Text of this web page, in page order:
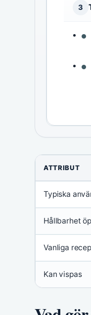
3
ATTRIBUT
Typiska
Hållbarhet
Vanliga
Kan vispas